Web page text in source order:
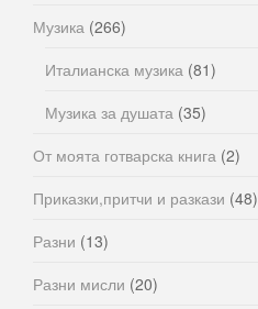
Музика (266)
Италианска музика (81)
Музика за душата (35)
От моята готварска книга (2)
Приказки,притчи и разкази (48)
Разни (13)
Разни мисли (20)